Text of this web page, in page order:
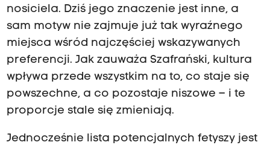
nosiciela. Dziś jego znaczenie jest inne, a
sam motyw nie zajmuje już tak wyraźnego
miejsca wśród najczęściej wskazywanych
preferencji. Jak zauważa Szafrański, kultura
wpływa przede wszystkim na to, co staje się
powszechne, a co pozostaje niszowe – i te
proporcje stale się zmieniają.
Jednocześnie lista potencjalnych fetyszy jest